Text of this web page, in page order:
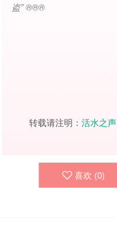
盗” ®®®
转载请注明： 活水之声
喜欢 (0)